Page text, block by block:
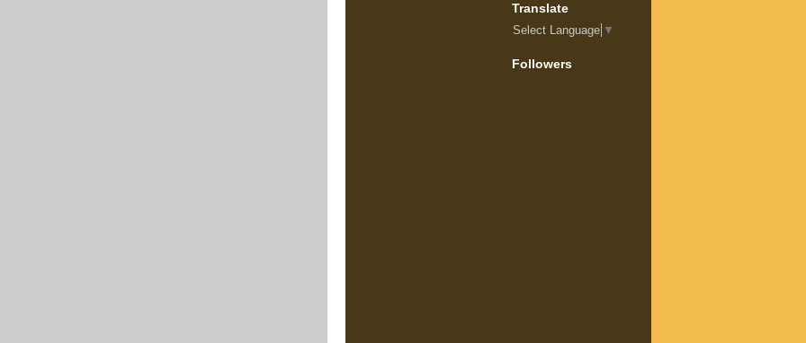
Translate
Select Language ▼
Followers